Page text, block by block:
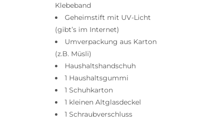
Klebeband
Geheimstift mit UV-Licht
(gibt’s im Internet)
Umverpackung aus Karton
(z.B. Müsli)
Haushaltshandschuh
1 Haushaltsgummi
1 Schuhkarton
1 kleinen Altglasdeckel
1 Schraubverschluss